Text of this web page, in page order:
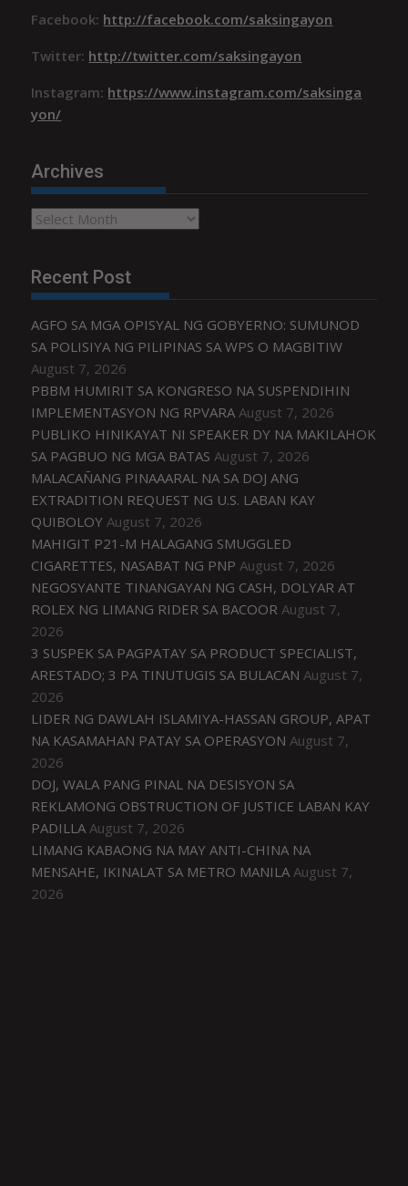
Facebook: http://facebook.com/saksingayon
Twitter: http://twitter.com/saksingayon
Instagram: https://www.instagram.com/saksinga
yon/
Archives
Archives
Recent Post
AGFO SA MGA OPISYAL NG GOBYERNO: SUMUNOD
SA POLISIYA NG PILIPINAS SA WPS O MAGBITIW
August 7, 2026
PBBM HUMIRIT SA KONGRESO NA SUSPENDIHIN
IMPLEMENTASYON NG RPVARA August 7, 2026
PUBLIKO HINIKAYAT NI SPEAKER DY NA MAKILAHOK
SA PAGBUO NG MGA BATAS August 7, 2026
MALACAÑANG PINAAARAL NA SA DOJ ANG
EXTRADITION REQUEST NG U.S. LABAN KAY
QUIBOLOY August 7, 2026
MAHIGIT P21-M HALAGANG SMUGGLED
CIGARETTES, NASABAT NG PNP August 7, 2026
NEGOSYANTE TINANGAYAN NG CASH, DOLYAR AT
ROLEX NG LIMANG RIDER SA BACOOR August 7,
2026
3 SUSPEK SA PAGPATAY SA PRODUCT SPECIALIST,
ARESTADO; 3 PA TINUTUGIS SA BULACAN August 7,
2026
LIDER NG DAWLAH ISLAMIYA-HASSAN GROUP, APAT
NA KASAMAHAN PATAY SA OPERASYON August 7,
2026
DOJ, WALA PANG PINAL NA DESISYON SA
REKLAMONG OBSTRUCTION OF JUSTICE LABAN KAY
PADILLA August 7, 2026
LIMANG KABAONG NA MAY ANTI-CHINA NA
MENSAHE, IKINALAT SA METRO MANILA August 7,
2026